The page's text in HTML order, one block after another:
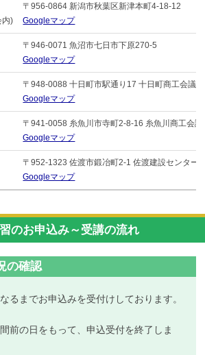
内)
〒956-0864 新潟市秋葉区新津本町4-18-12
Googleマップ
〒946-0071 魚沼市七日市下原270-5
Googleマップ
〒948-0088 十日町市駅通り17 十日町商工会議
Googleマップ
〒941-0058 糸魚川市寺町2-8-16 糸魚川商工会議
Googleマップ
〒952-1323 佐渡市鍛冶町2-1 佐渡建設センター
Googleマップ
のお申込み～受講の流れ
の確認
るまでお申込みを受付けしております。
前の日をもって、申込受付を終了しま